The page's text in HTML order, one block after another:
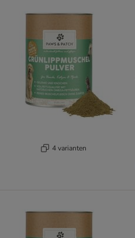
4 varianten